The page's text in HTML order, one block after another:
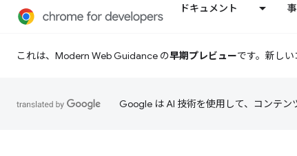
ドキュメント
これは、Modern Web Guidance の早期プレビューです。新しい
Google は AI 技術を使用して、コンテン